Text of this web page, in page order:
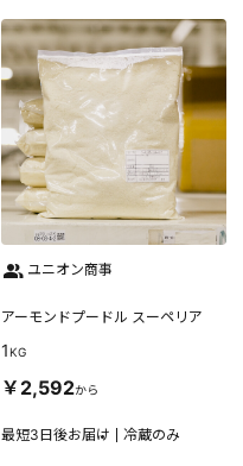
ユニオン商事
アーモンドプードル スーペリア
1KG
￥2,592から
最短3日後お届け 冷蔵のみ